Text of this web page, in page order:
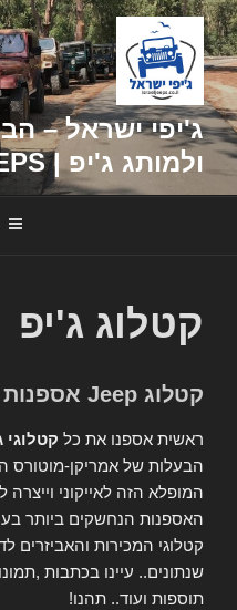
דילוג
לתוכן
ג'יפי ישראל –
ולמותג ג'יפ | ISRAEL JEEPS
קטלוג ג'יפ
קטלוג Jeep אספנות
ראשית אספנו את כל קטלוגי
הבעלות של אמריקן-
המופלא הזה לאייקוני וייצרה
האספנות הנחשקים ביותר
קטלוגי המכירות והאביזרים
שנתונים.. עיינו בכתבות
תוספות ועוד.. תהנו!